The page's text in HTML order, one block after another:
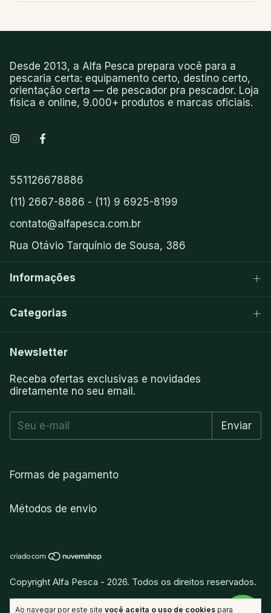
Ao navegar por este site você aceita o uso de cookies para
Desde 2013, a Alfa Pesca prepara você para a
pescaria certa: equipamento certo, destino certo,
orientação certa — de pescador pra pescador. Loja
física e online, 9.000+ produtos e marcas oficiais.
551126678886
(11) 2667-8886 - (11) 9 6925-8199
contato@alfapesca.com.br
Rua Otávio Tarquínio de Sousa, 386
Informações
Categorias
Newsletter
Receba ofertas exclusivas e novidades
diretamente no seu email.
Formas de pagamento
Métodos de envio
Copyright Alfa Pesca - 2026. Todos os direitos reservados.
Desenvolvido porvitamina.